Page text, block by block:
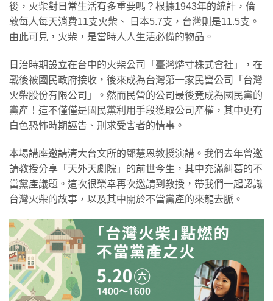
後，火柴對日常生活有多重要嗎？根據1943年的統計，倫
敦每人每天消費11支火柴、 日本5.7支，台灣則是11.5支。
由此可見，火柴，是當時人人生活必備的物品。
日治時期設立在台中的火柴公司「臺灣燐寸株式會社」，在
戰後被國民政府接收，後來成為台灣第一家民營公司「台灣
火柴股份有限公司」。然而民營的公司最後竟成為國民黨的
黨產！這不僅僅是國民黨利用手段獲取公司產權，其中更有
白色恐怖時期誣告、刑求受害者的情事。
本場講座邀請清大台文所的鄧慧恩教授演講。我們去年曾邀
請教授分享「天外天劇院」的前世今生，其中充滿糾葛的不
當黨產議題。這次很榮幸再次邀請到教授，帶我們一起認識
台灣火柴的故事，以及其中關於不當黨產的來龍去脈。